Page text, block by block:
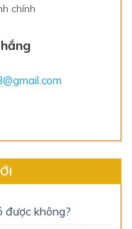
chính
được không?